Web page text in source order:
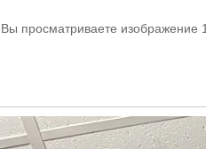
. Вы просматриваете изображение